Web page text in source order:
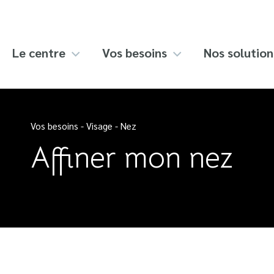
Le centre Vos besoins Nos
Vos besoins - Visage - Nez
Affiner mon nez